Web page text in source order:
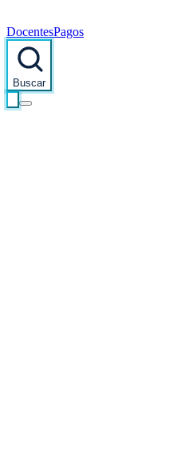
DocentesPagos
Buscar